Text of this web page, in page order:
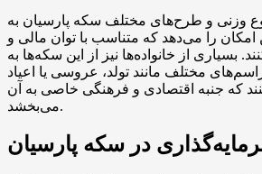
وزنی و طرح‌های مختلف سکه پارسیان به
امکان را می‌دهد که متناسب با توان مالی و
بسیاری از خانواده‌ها نیز از این سکه‌ها به
مختلف مانند تولد، عروسی یا اعیاد
که جنبه اقتصادی و فرهنگی خاصی به آن
می‌بخشد.
در سکه پارسیان